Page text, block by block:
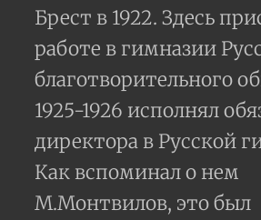
Брест в 1922. Здесь
работе в гимназии
благотворительного
1925-1926 исполнял
директора в Русской
Как вспоминал о нем
М.Монтвилов, это был